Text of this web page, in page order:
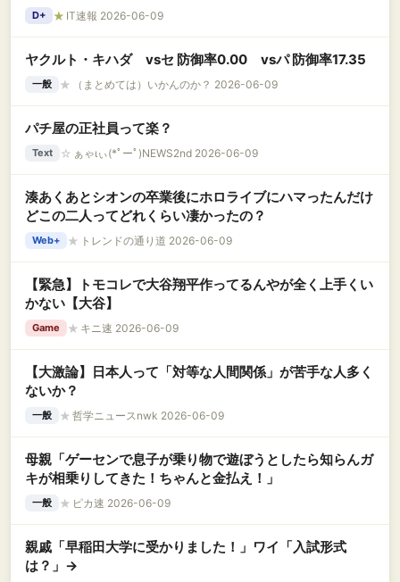
D+ ★ IT速報 2026-06-09
ヤクルト・キハダ vsセ 防御率0.00 vsパ 防御率17.35
一般 ★ （まとめては）いかんのか？ 2026-06-09
パチ屋の正社員って楽？
Text ☆ ぁゃιぃ(*ﾟーﾟ)NEWS2nd 2026-06-09
湊あくあとシオンの卒業後にホロライブにハマったんだけ
どこの二人ってどれくらい凄かったの？
Web+ ★ トレンドの通り道 2026-06-09
【緊急】トモコレで大谷翔平作ってるんやが全く上手くい
かない【大谷】
Game ★ キニ速 2026-06-09
【大激論】日本人って「対等な人間関係」が苦手な人多く
ないか？
一般 ★ 哲学ニュースnwk 2026-06-09
母親「ゲーセンで息子が乗り物で遊ぼうとしたら知らんガ
キが相乗りしてきた！ちゃんと金払え！」
一般 ★ ピカ速 2026-06-09
親戚「早稲田大学に受かりました！」ワイ「入試形式
は？」→